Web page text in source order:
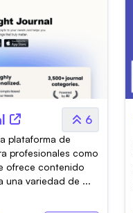
6
plataforma de
profesionales como
ofrece contenido
una variedad de ...